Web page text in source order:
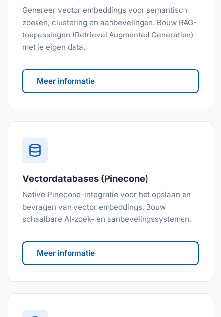
Genereer vector embeddings voor semantisch
zoeken, clustering en aanbevelingen. Bouw RAG-
toepassingen (Retrieval Augmented Generation)
met je eigen data.
Meer informatie
Vectordatabases (Pinecone)
Native Pinecone-integratie voor het opslaan en
bevragen van vector embeddings. Bouw
schaalbare AI-zoek- en aanbevelingssystemen.
Meer informatie